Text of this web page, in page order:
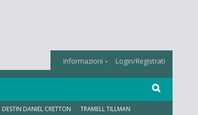
Informazioni Login/Registrati
DESTIN DANIEL CRETTON TRAMELL TILLMAN